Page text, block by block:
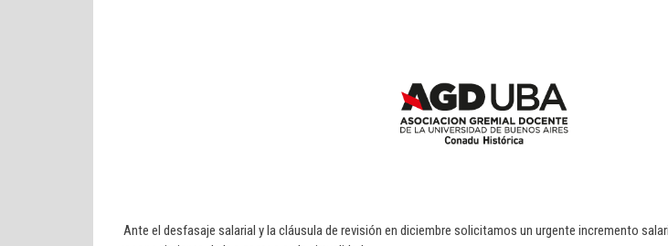
Ante el desfasaje salarial y la cláusula de revisión en diciembre solicitamos un urgente incremento